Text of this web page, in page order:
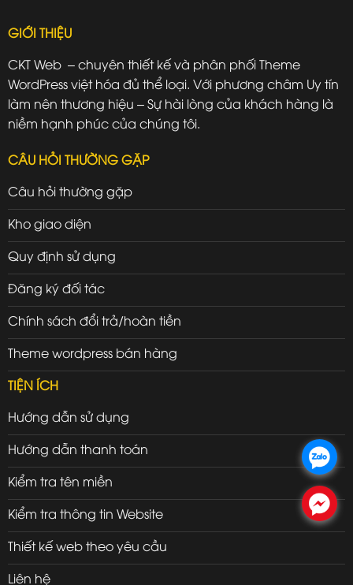
GIỚI THIỆU
CKT Web – chuyên thiết kế và phân phối Theme
WordPress việt hóa đủ thể loại. Với phương châm Uy tín
làm nên thương hiệu – Sự hài lòng của khách hàng là
niềm hạnh phúc của chúng tôi.
CÂU HỎI THƯỜNG GẶP
Câu hỏi thường gặp
Kho giao diện
Quy định sử dụng
Đăng ký đối tác
Chính sách đổi trả/hoàn tiền
Theme wordpress bán hàng
TIỆN ÍCH
Hướng dẫn sử dụng
Hướng dẫn thanh toán
Kiểm tra tên miền
Kiểm tra thông tin Website
Thiết kế web theo yêu cầu
Liên hệ
.
.